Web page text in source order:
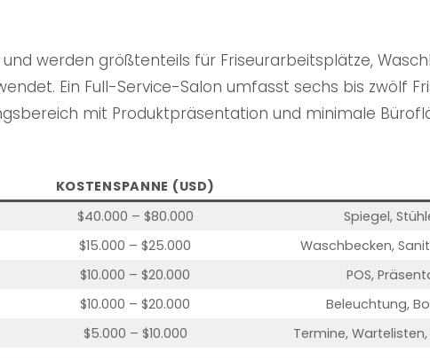
werden größtenteils für Friseurarbeitsplätze,
Ein Full-Service-Salon umfasst sechs bis zwölf
mit Produktpräsentation und minimale
KOSTENSPANNE (USD)
$40.000 – $80.000
Spiegel,
$15.000 – $25.000
Waschbecken,
$10.000 – $20.000
POS,
$10.000 – $20.000
Beleuchtung,
$5.000 – $10.000 Termine,